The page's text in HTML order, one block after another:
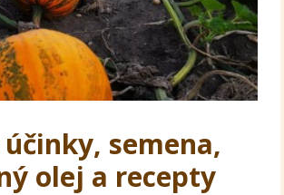
účinky, semena,
olej a recepty